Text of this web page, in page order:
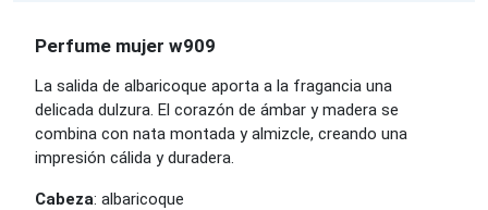
Perfume mujer w909
La salida de albaricoque aporta a la fragancia una
delicada dulzura. El corazón de ámbar y madera se
combina con nata montada y almizcle, creando una
impresión cálida y duradera.
Cabeza: albaricoque